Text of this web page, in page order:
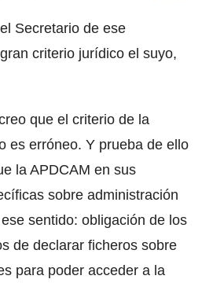
Secretario de ese
criterio jurídico el suyo,
que el criterio de la
es erróneo. Y prueba de ello
la APDCAM en sus
sobre administración
sentido: obligación de los
de declarar ficheros sobre
para poder acceder a la